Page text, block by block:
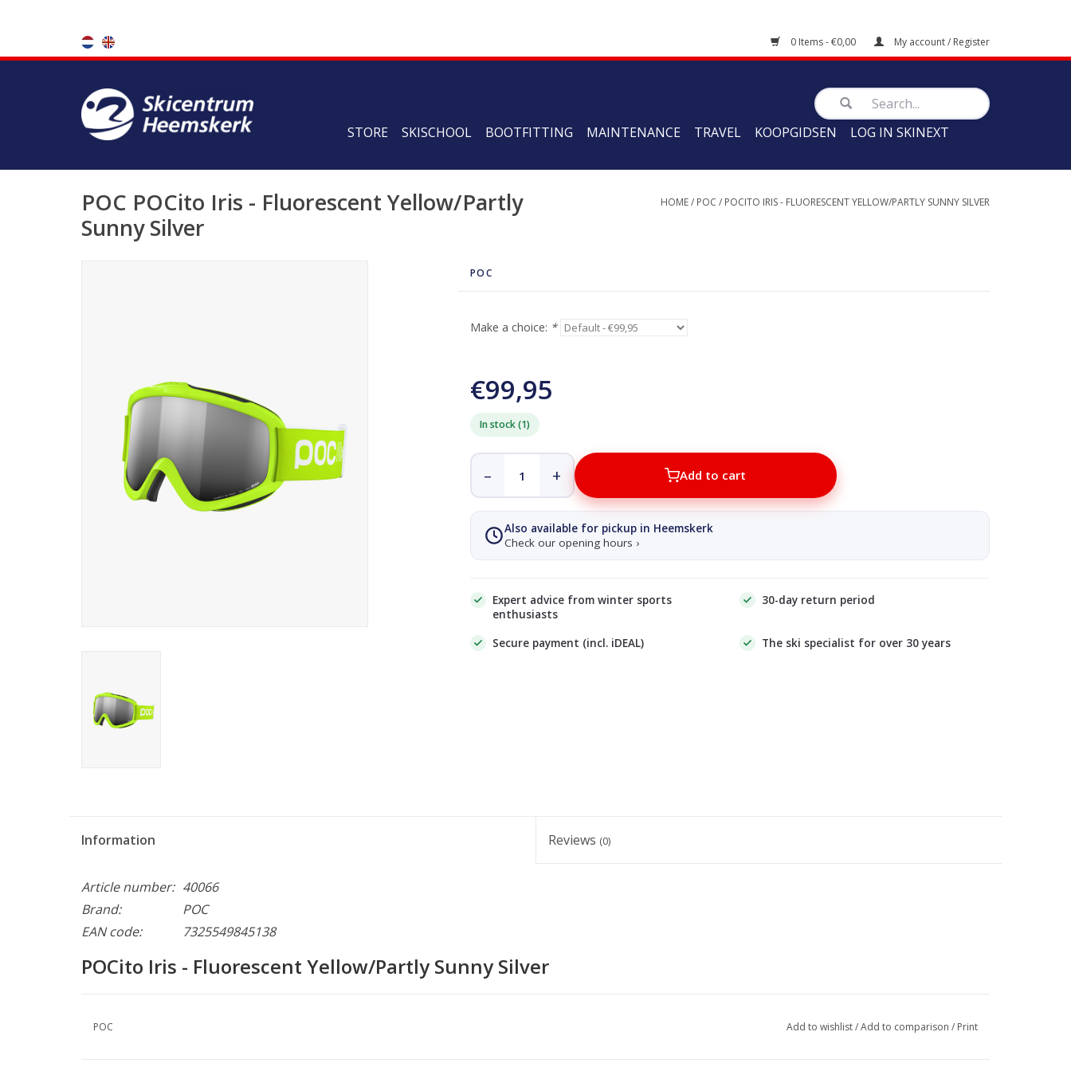
0 Items - €0,00 My account / Register
STORE SKISCHOOL BOOTFITTING MAINTENANCE TRAVEL KOOPGIDSEN LOG IN SKINEXT
POC POCito Iris - Fluorescent Yellow/Partly
Sunny Silver
HOME/ POC / POCITO IRIS - FLUORESCENT YELLOW/PARTLY SUNNY SILVER
POC
Make a choice: *
€99,95
In stock (1)
– + Add to cart
Also available for pickup in Heemskerk
Check our opening hours ›
Expert advice from winter sports
enthusiasts
30-day return period
Secure payment (incl. iDEAL) The ski specialist for over 30 years
Information Reviews (0)
Article number: 40066
Brand:
POC
EAN code:
7325549845138
POCito Iris - Fluorescent Yellow/Partly Sunny Silver
POC Add to wishlist/Add to comparison / Print